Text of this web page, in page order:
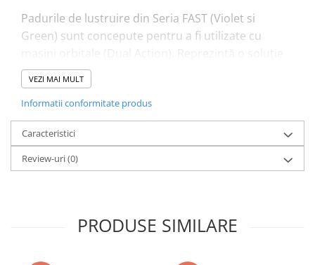
Padurile de lustruire din Seria FAST (Violet si
Green) sunt concepute pentru a fi utilizate cu
ideală pentru profesioniștii care caută o metodă
eficientă pentru prima etapă de corecție.
• caracterizate prin duritate ridicată
• structura cu celule deschise facilitează controlul
temperaturii
• pot fi utilizate imediat după etapa de matuire a
Toate pad-urile sunt disponibile în mărimile 3", 5" și
VEZI MAI MULT
Informatii conformitate produs
Caracteristici
Review-uri(0)
PRODUSE SIMILARE